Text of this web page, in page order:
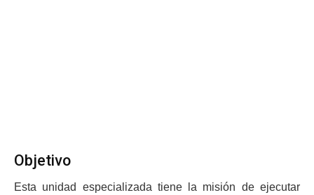
Objetivo
Esta unidad especializada tiene la misión de ejecutar